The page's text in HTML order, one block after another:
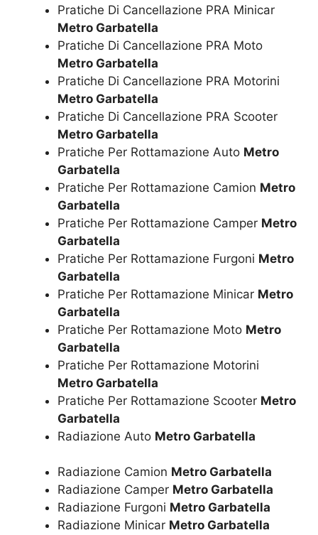
Pratiche Di Cancellazione PRA Minicar
Metro Garbatella
Pratiche Di Cancellazione PRA Moto
Metro Garbatella
Pratiche Di Cancellazione PRA Motorini
Metro Garbatella
Pratiche Di Cancellazione PRA Scooter
Metro Garbatella
Pratiche Per Rottamazione Auto Metro
Garbatella
Pratiche Per Rottamazione Camion Metro
Garbatella
Pratiche Per Rottamazione Camper Metro
Garbatella
Pratiche Per Rottamazione Furgoni Metro
Garbatella
Pratiche Per Rottamazione Minicar Metro
Garbatella
Pratiche Per Rottamazione Moto Metro
Garbatella
Pratiche Per Rottamazione Motorini
Metro Garbatella
Pratiche Per Rottamazione Scooter Metro
Garbatella
Radiazione Auto Metro Garbatella
Radiazione Camion Metro Garbatella
Radiazione Camper Metro Garbatella
Radiazione Furgoni Metro Garbatella
Radiazione Minicar Metro Garbatella